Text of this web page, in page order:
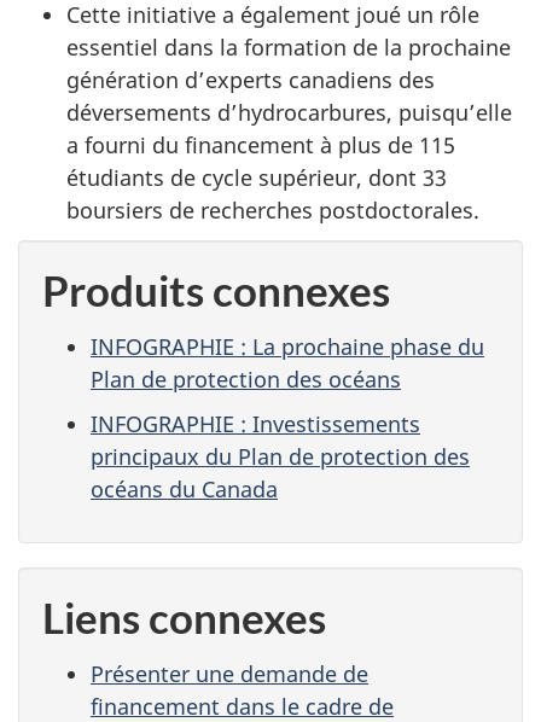
Cette initiative a également joué un rôle
essentiel dans la formation de la prochaine
génération d’experts canadiens des
déversements d’hydrocarbures, puisqu’elle
a fourni du financement à plus de 115
étudiants de cycle supérieur, dont 33
boursiers de recherches postdoctorales.
Produits connexes
INFOGRAPHIE : La prochaine phase du
Plan de protection des océans
INFOGRAPHIE : Investissements
principaux du Plan de protection des
océans du Canada
Liens connexes
Présenter une demande de
financement dans le cadre de